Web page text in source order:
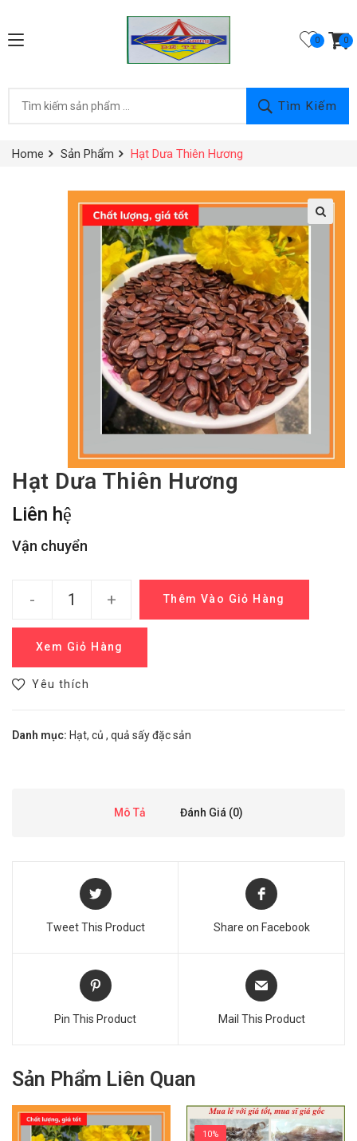
0
Tìm Kiếm
Home Sản Phẩm Hạt Dưa Thiên Hương
Hạt Dưa Thiên Hương
Liên hệ
Vận chuyển
- + Thêm Vào Giỏ Hàng
Xem Giỏ Hàng
Yêu thích
Danh mục: Hạt, củ , quả sấy đặc sản
Mô Tả Đánh Giá (0)
Tweet This Product Share on Facebook
Pin This Product Mail This Product
Sản Phẩm Liên Quan
10%